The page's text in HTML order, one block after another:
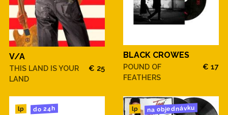
V/A
THIS LAND IS YOUR
LAND
€ 25
BLACK CROWES
POUND OF
FEATHERS
€ 17
lp do 24h lp na objednávku